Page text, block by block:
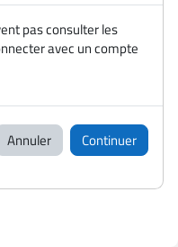
pas consulter les
avec un compte
Annuler Continuer